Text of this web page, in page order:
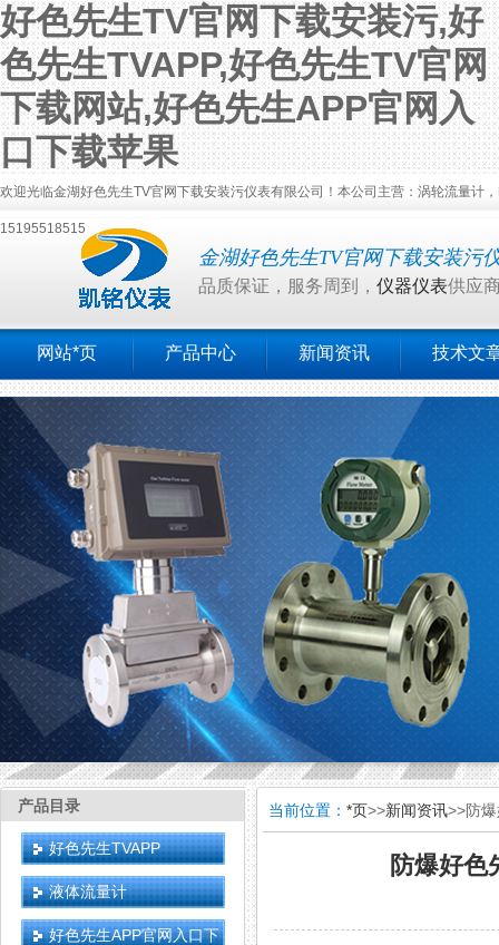
好色先生TV官网下载安装污,好
色先生TVAPP,好色先生TV官网
下载网站,好色先生APP官网入
口下载苹果
欢迎光临金湖好色先生TV官网下载安装污仪表有限公司！本公司主营：涡轮流量计，
15195518515
金湖好色先生TV官网下载安装污
品质保证，服务周到， 仪器仪表供应
网站*页 产品中心 新闻资讯 技术文
产品目录
好色先生TVAPP
液体流量计
好色先生APP官网入口下
当前位置： *页>>新闻资讯>>防
防爆好色